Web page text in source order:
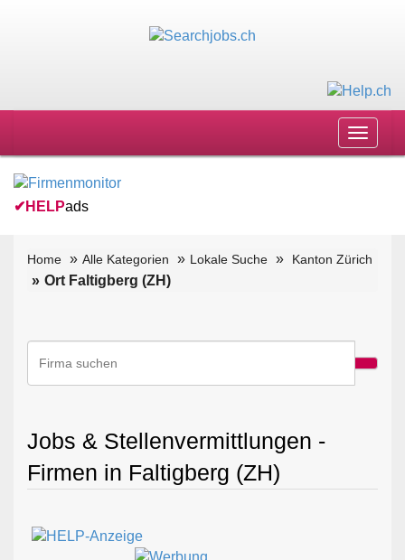
Toggle
✔ HELPads
Home Alle Kategorien Lokale Suche Kanton Zürich
Ort Faltigberg (ZH)
Jobs & Stellenvermittlungen -
Firmen in Faltigberg (ZH)